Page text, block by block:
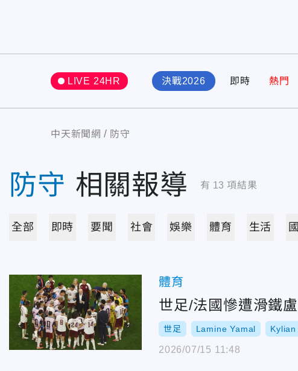
LIVE 24HR 決戰2026 即時 熱門
中天新聞網 防守
防守 相關報導 有 13 項結果
全部 即時 要聞 社會 娛樂 體育 生活
體育
世足/法國慘遭滑鐵
世足 Lamine Yamal
2026/07/15 11:48